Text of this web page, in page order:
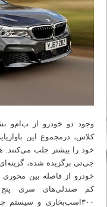
وجود دو خودرو از ب‌ام‌و
کلاس، درمجموع این
خود را بیشتر جلب می‌کنند.
جی‌تی برگزیده شده،
خودرو از فاصله بین
کم صندلی‌های سری
۳۰۰اسب‌بخاری و